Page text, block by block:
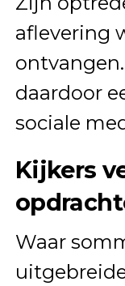
aflevering
daardoor
sociale
Kijkers
Waar